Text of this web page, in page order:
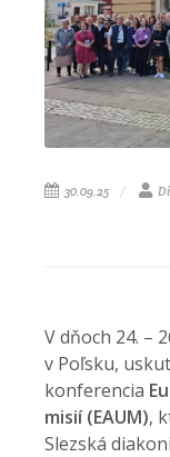
30.09.25
V dňoch 24. –
v Poľsku,
konferencia
misií (EAUM),
Slezská